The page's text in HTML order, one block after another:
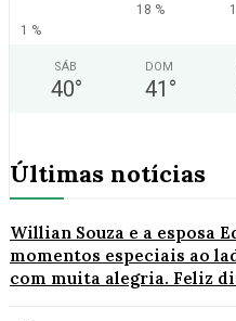
18 %
1 %
SÁB
40°
DOM
41 °
Últimas notícias
Willian Souza e a esposa
momentos especiais ao
com muita alegria. Feliz